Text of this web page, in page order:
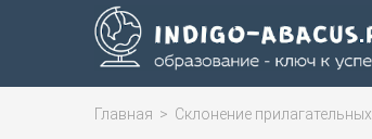
Главная > Склонение прилагательных